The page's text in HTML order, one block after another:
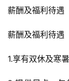
薪酬及福利待遇
薪酬及福利待遇
1.享有双休及寒